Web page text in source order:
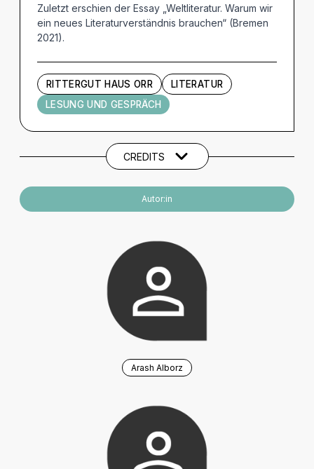
Zuletzt erschien der Essay „Weltliteratur. Warum wir
ein neues Literaturverständnis brauchen“ (Bremen
2021).
RITTERGUT HAUS ORR
LITERATUR
LESUNG UND GESPRÄCH
Künstler und Beteiligte
CREDITS
Autor:in
Arash Alborz